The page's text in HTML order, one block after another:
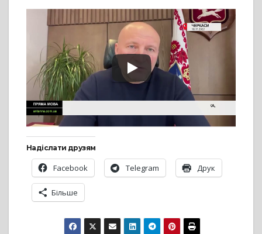
Надіслати друзям
Facebook Telegram Друк
Більше